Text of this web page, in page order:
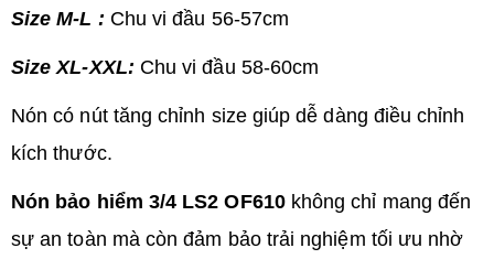
Size M-L : Chu vi đầu 56-57cm
Size XL-XXL: Chu vi đầu 58-60cm
Nón có nút tăng chỉnh size giúp dễ dàng điều chỉnh
kích thước.
Nón bảo hiểm 3/4 LS2 OF610không chỉ mang đến
sự an toàn mà còn đảm bảo trải nghiệm tối ưu nhờ